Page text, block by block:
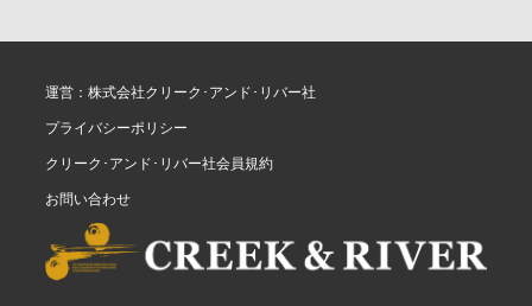
運営：株式会社クリーク･アンド･リバー社
プライバシーポリシー
クリーク･アンド･リバー社会員規約
お問い合わせ